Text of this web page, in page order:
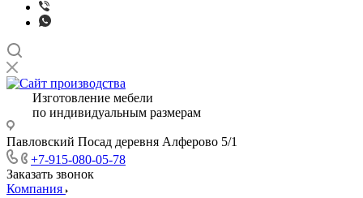
Изготовление мебели
по индивидуальным размерам
Павловский Посад деревня Алферово 5/1
+7-915-080-05-78
Заказать звонок
Компания